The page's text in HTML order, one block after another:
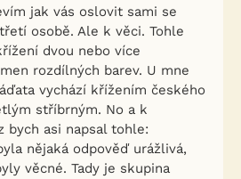
jak vás oslovit sami se
osobě. Ale k věci. Tohle
dvou nebo více
rozdílných barev. U mne
vychází křížením českého
stříbrným. No a k
bych asi napsal tohle:
nějaká odpověď urážlivá,
věcné. Tady je skupina